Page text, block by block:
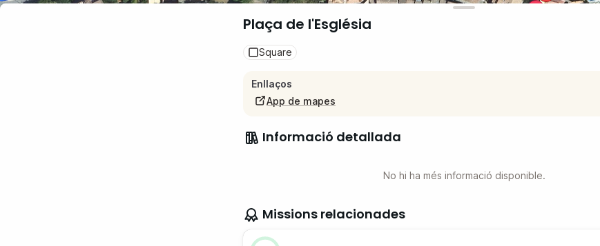
Plaça de l'Església
Square
Enllaços
App de mapes
Informació detallada
No hi ha més informació disponible.
Missions relacionades